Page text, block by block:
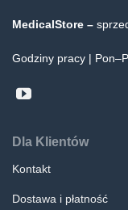
MedicalStore –
Godziny pracy |
Dla Klientów
Kontakt
Dostawa i płatność